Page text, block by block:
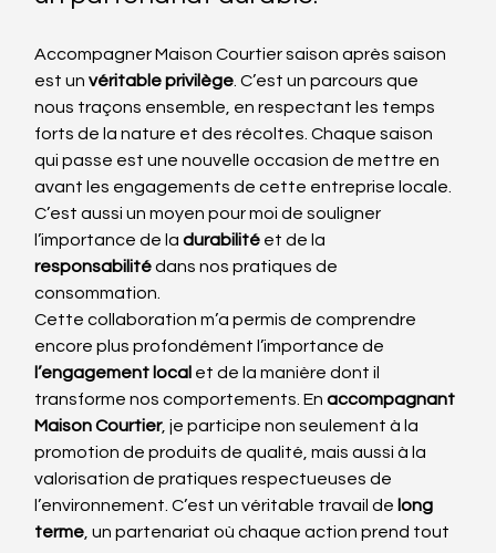
Accompagner Maison Courtier saison après saison
est un véritable privilège . C’est un parcours que
nous traçons ensemble, en respectant les temps
forts de la nature et des récoltes. Chaque saison
qui passe est une nouvelle occasion de mettre en
avant les engagements de cette entreprise locale.
C’est aussi un moyen pour moi de souligner
l’importance de la durabilité et de la
responsabilité dans nos pratiques de
consommation.
Cette collaboration m’a permis de comprendre
encore plus profondément l’importance de
l’engagement local et de la manière dont il
transforme nos comportements. En accompagnant
Maison Courtier, je participe non seulement à la
promotion de produits de qualité, mais aussi à la
valorisation de pratiques respectueuses de
l’environnement. C’est un véritable travail de long
terme , un partenariat où chaque action prend tout